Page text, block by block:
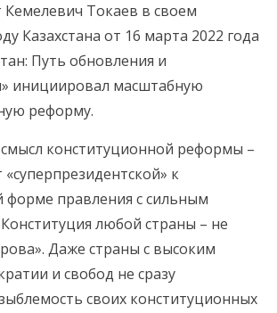
Токаев в своем
Казахстана от 16 марта 2022 года
Путь обновления и
инициировал масштабную
реформу.
конституционной реформы –
к
форме правления с сильным
любой страны – не
Даже страны с высоким
и свобод не сразу
своих конституционных